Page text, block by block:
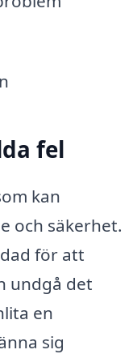
fel
kan
och säkerhet.
för att
undgå det
en
sig